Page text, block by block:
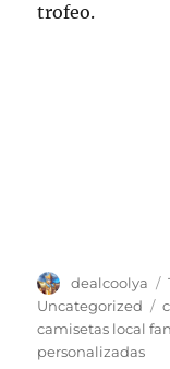
trofeo.
Autor
dealcoolya
Uncategorized
camisetas local
personalizadas